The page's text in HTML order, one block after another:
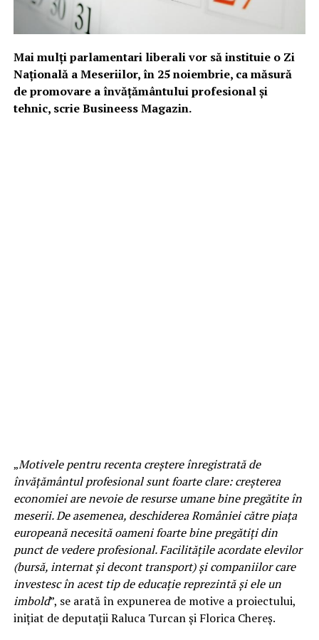
Mai mulţi parlamentari liberali vor să instituie o Zi
Naţională a Meseriilor, în 25 noiembrie, ca măsură
de promovare a învăţământului profesional şi
tehnic, scrie Busineess Magazin.
„Motivele pentru recenta creştere înregistrată de
învăţământul profesional sunt foarte clare: creşterea
economiei are nevoie de resurse umane bine pregătite în
meserii. De asemenea, deschiderea României către piaţa
europeană necesită oameni foarte bine pregătiţi din
punct de vedere profesional. Facilităţile acordate elevilor
(bursă, internat şi decont transport) şi companiilor care
investesc în acest tip de educaţie reprezintă şi ele un
imbold”, se arată în expunerea de motive a proiectului,
iniţiat de deputaţii Raluca Turcan şi Florica Chereş.